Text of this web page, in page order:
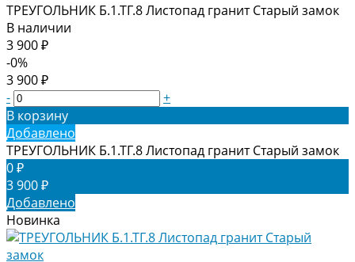
ТРЕУГОЛЬНИК Б.1.ТГ.8 Листопад гранит Старый замок
В наличии
3 900 ₽
-0%
3 900 ₽
-
+
В корзину
Добавлено
ТРЕУГОЛЬНИК Б.1.ТГ.8 Листопад гранит Старый замок
0 ₽
3 900 ₽
Добавлено
Новинка